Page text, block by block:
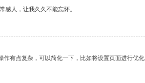
感人，让我久久不能忘怀。
作有点复杂，可以简化一下，比如将设置页面进行优